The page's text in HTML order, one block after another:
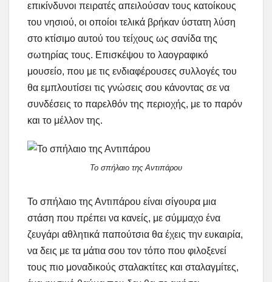
επικίνδυνοι πειρατές απειλούσαν τους κατοίκους
του νησιού, οι οποίοι τελικά βρήκαν ύστατη λύση
στο κτίσιμο αυτού του τείχους ως σανίδα της
σωτηρίας τους. Επισκέψου το λαογραφικό
μουσείο, που με τις ενδιαφέρουσες συλλογές του
θα εμπλουτίσει τις γνώσεις σου κάνοντας σε να
συνδέσεις το παρελθόν της περιοχής, με το παρόν
και το μέλλον της.
Το σπήλαιο της Αντιπάρου
Το σπήλαιο της Αντιπάρου είναι σίγουρα μια
στάση που πρέπει να κανείς, με σύμμαχο ένα
ζευγάρι αθλητικά παπούτσια θα έχεις την ευκαιρία,
να δεις με τα μάτια σου τον τόπο που φιλοξενεί
τους πιο μοναδικούς σταλακτίτες και σταλαγμίτες,